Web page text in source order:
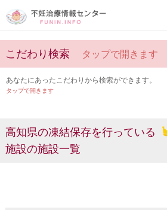
こだわり検索 タップで開きます
あなたにあったこだわりから検索ができます。
タップで開きます
高知県の凍結保存を行っている
施設の施設一覧